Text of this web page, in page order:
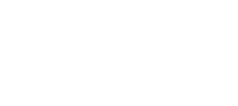
radioactive
dépouille radioactive par type de
dépouille radioactive d'une personne décédée